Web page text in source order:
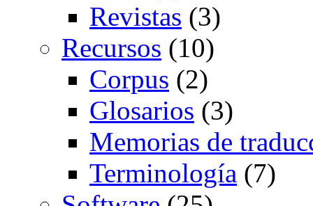
Revistas (3)
Recursos (10)
Corpus (2)
Glosarios (3)
Memorias de
Terminología (7)